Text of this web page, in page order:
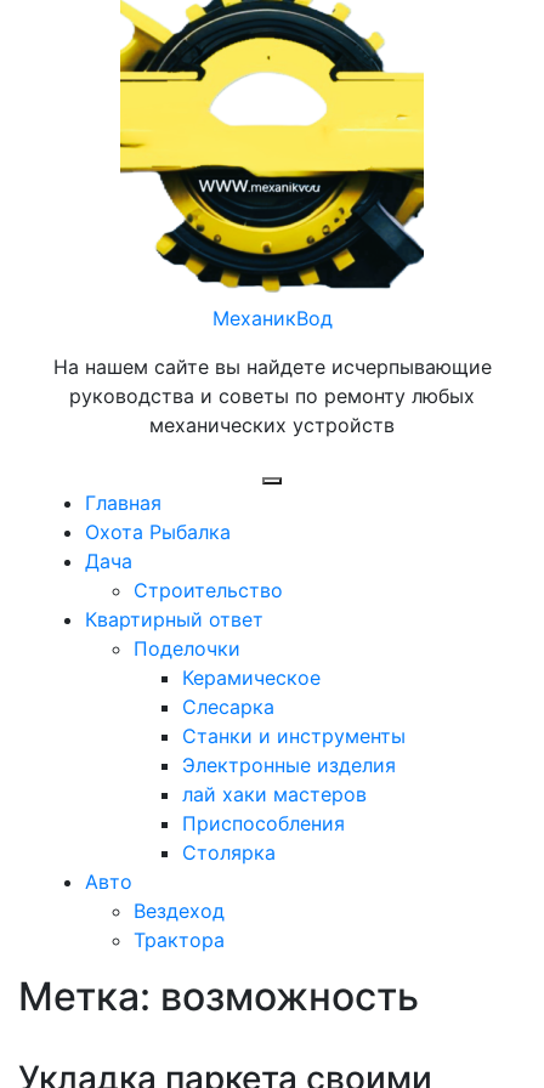
содержимому
МеханикВод
На нашем сайте вы найдете исчерпывающие
руководства и советы по ремонту любых
механических устройств
Главная
Охота Рыбалка
Дача
Строительство
Квартирный ответ
Поделочки
Керамическое
Слесарка
Станки и инструменты
Электронные изделия
лай хаки мастеров
Приспособления
Столярка
Авто
Вездеход
Трактора
Закрыть
меню
Метка: возможность
Укладка паркета своими